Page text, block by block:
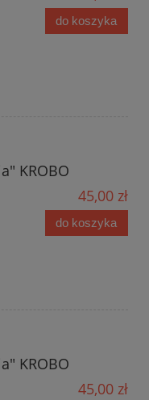
do koszyka
KROBO
45,00 zł
do koszyka
KROBO
45,00 zł